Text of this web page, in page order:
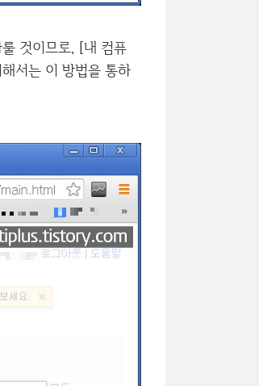
것이므로, [내 컴퓨
서는 이 방법을 통하